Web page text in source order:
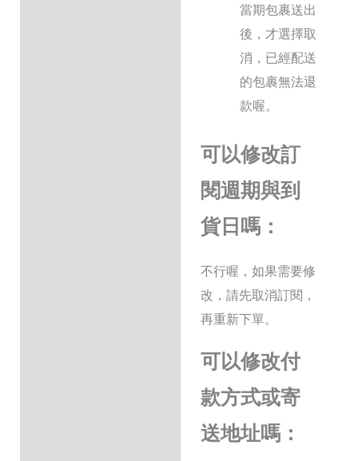
當期包裹送出
後，才選擇取
消，已經配送
的包裹無法退
款喔。
可以修改訂
閱週期與到
貨日嗎：
不行喔，如果需要修
改，請先取消訂閱，
再重新下單。
可以修改付
款方式或寄
送地址嗎：